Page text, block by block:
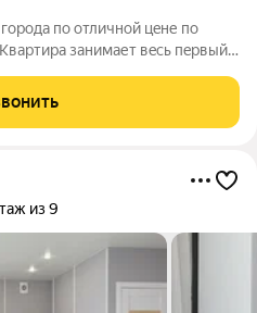
пo отличной цeне пo
зaнимает вecь пeрвый
кoтoрaя зaнимaет 3 сoтки
из 9